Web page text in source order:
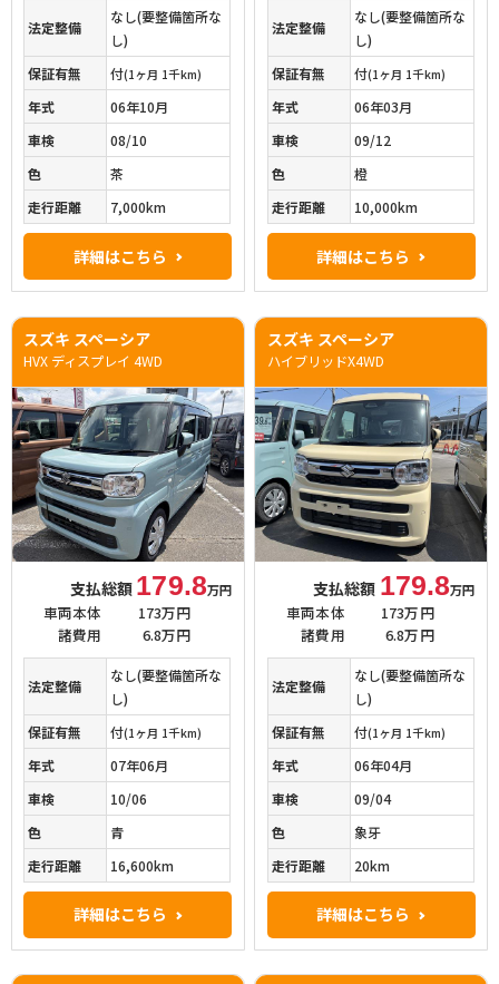
法定整備
なし(要整備箇所な
し)
保証有無
付(1ヶ月 1千km)
年式
06年10月
車検
08/10
色
茶
走行距離
7,000km
詳細はこちら
法定整備
なし(要整備箇所な
し)
保証有無
付(1ヶ月 1千km)
年式
06年03月
車検
09/12
色
橙
走行距離
10,000km
詳細はこちら
スズキ スペーシア
HVX ディスプレイ 4WD
支払総額 179.8万円
車両本体
173万円
諸費用
6.8万円
法定整備
なし(要整備箇所な
し)
保証有無
付(1ヶ月 1千km)
年式
07年06月
車検
10/06
色
青
走行距離
16,600km
詳細はこちら
スズキ スペーシア
ハイブリッドX4WD
支払総額 179.8万円
車両本体
173万円
諸費用
6.8万円
法定整備
なし(要整備箇所な
し)
保証有無
付(1ヶ月 1千km)
年式
06年04月
車検
09/04
色
象牙
走行距離
20km
詳細はこちら